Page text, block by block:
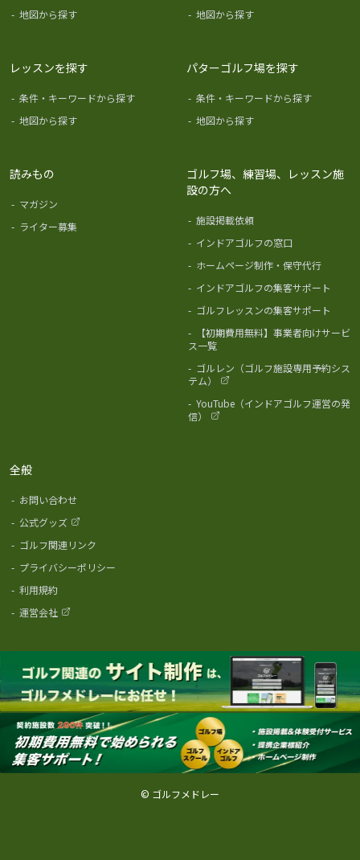
- 地図から探す
- 地図から探す
レッスンを探す
- 条件・キーワードから探す
- 地図から探す
パターゴルフ場を探す
- 条件・キーワードから探す
- 地図から探す
読みもの
- マガジン
- ライター募集
ゴルフ場、練習場、レッスン施
設の方へ
- 施設掲載依頼
- インドアゴルフの窓口
- ホームページ制作・保守代行
- インドアゴルフの集客サポート
- ゴルフレッスンの集客サポート
-
【初期費用無料】事業者向けサービ
ス一覧
- ゴルレン（ゴルフ施設専用予約シス
テム）
- YouTube（インドアゴルフ運営の発
信）
全般
- お問い合わせ
- 公式グッズ
- ゴルフ関連リンク
- プライバシーポリシー
- 利用規約
- 運営会社
© ゴルフメドレー